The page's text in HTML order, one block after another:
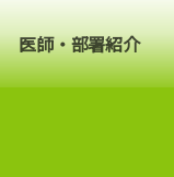
医師・部署紹介